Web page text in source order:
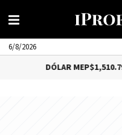
6/8/2026
DÓLAR MEP$1,510.79